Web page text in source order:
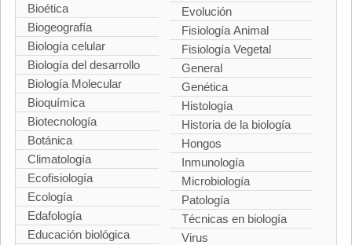
Bioética
Biogeografía
Biología celular
Biología del desarrollo
Biología Molecular
Bioquímica
Biotecnología
Botánica
Climatología
Ecofisiología
Ecología
Edafología
Educación biológica
Evolución
Fisiología Animal
Fisiología Vegetal
General
Genética
Histología
Historia de la biología
Hongos
Inmunología
Microbiología
Patología
Técnicas en biología
Virus